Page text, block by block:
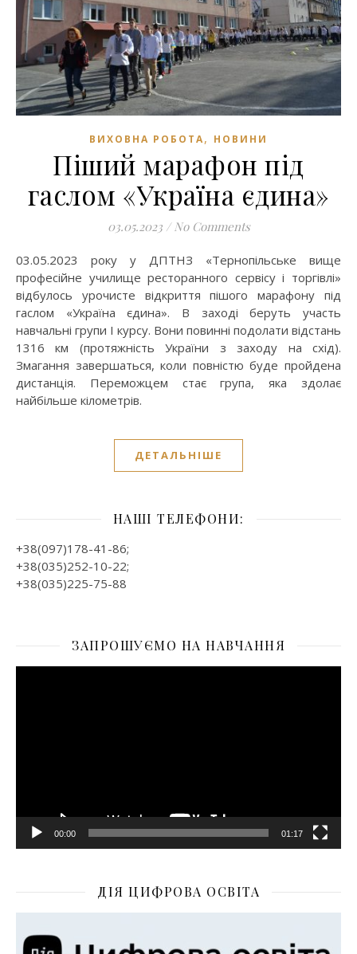
ВИХОВНА РОБОТА, НОВИНИ
Піший марафон під
гаслом «Україна єдина»
03.05.2023 / No Comments
03.05.2023 року у ДПТНЗ «Тернопільське вище
професійне училище ресторанного сервісу і торгівлі»
відбулось урочисте відкриття пішого марафону під
гаслом «Україна єдина». В заході беруть участь
навчальні групи І курсу. Вони повинні подолати відстань
1316 км (протяжність України з заходу на схід).
Змагання завершаться, коли повністю буде пройдена
дистанція. Переможцем стає група, яка здолає
найбільше кілометрів.
ДЕТАЛЬНІШЕ
НАШІ ТЕЛЕФОНИ:
+38(097)178-41-86;
+38(035)252-10-22;
+38(035)225-75-88
ЗАПРОШУЄМО НА НАВЧАННЯ
Відеопрогравач
00:00 01:17
ДІЯ ЦИФРОВА ОСВІТА